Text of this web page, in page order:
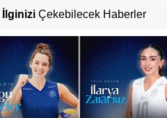
İlginiziÇekebilecek Haberler